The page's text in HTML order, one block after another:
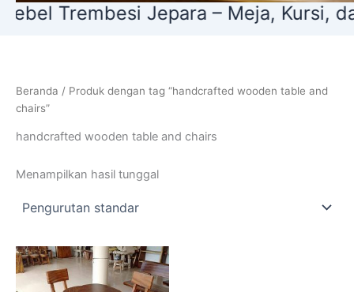
Trembesi Jepara – Meja, Kursi, dan
Beranda / Produk dengan tag “handcrafted wooden table and
chairs”
handcrafted wooden table and chairs
Menampilkan hasil tunggal